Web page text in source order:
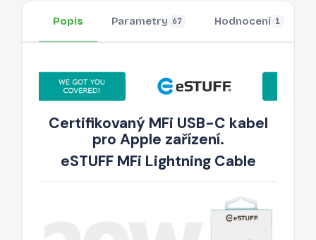
Popis Parametry 67 Hodnocení 1
Certifikovaný MFi USB-C kabel
pro Apple zařízení.
eSTUFF MFi Lightning Cable